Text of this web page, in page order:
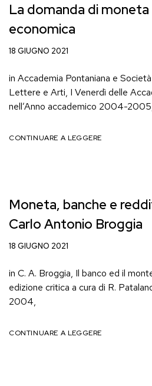
La domanda di moneta
economica
18 GIUGNO 2021
in Accademia Pontaniana e
Lettere e Arti, I Venerdì delle
nell’Anno accademico 2004-
CONTINUARE A LEGGERE
Moneta, banche e
Carlo Antonio Broggia
18 GIUGNO 2021
in C. A. Broggia, Il banco ed il
edizione critica a cura di R.
2004,
CONTINUARE A LEGGERE